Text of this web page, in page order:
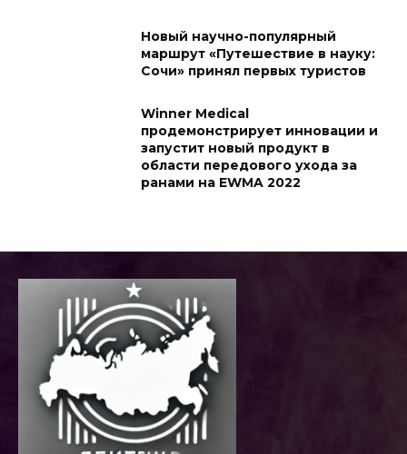
Новый научно-популярный
маршрут «Путешествие в науку:
Сочи» принял первых туристов
Winner Medical
продемонстрирует инновации и
запустит новый продукт в
области передового ухода за
ранами на EWMA 2022